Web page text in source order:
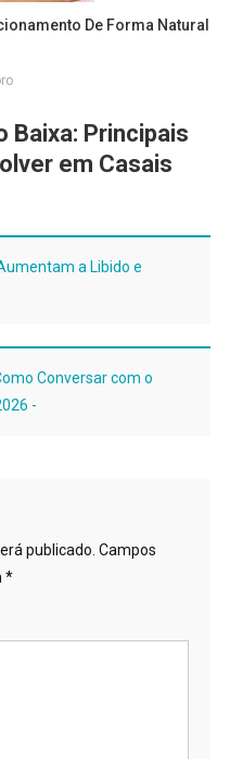
De Forma Natural
Baixa: Principais
em Casais
a Libido e
Conversar com o
-
publicado. Campos
*